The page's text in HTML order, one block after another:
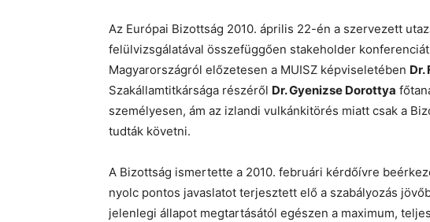
Az Európai Bizottság 2010. április 22-én a szervezett
felülvizsgálatával összefüggően stakeholder
Magyarországról előzetesen a MUISZ képviseletében Dr.
Szakállamtitkársága részéről Dr. Gyenizse Dorottya
személyesen, ám az izlandi vulkánkitörés miatt csak a
tudták követni.
A Bizottság ismertette a 2010. februári kérdőívre
nyolc pontos javaslatot terjesztett elő a szabályozás
jelenlegi állapot megtartásától egészen a maximum,